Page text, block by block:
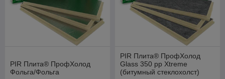
PIR Плита® ПрофХолод
Фольга/Фольга
PIR Плита® ПрофХолод
Glass 350 pp Xtreme
(битумный стеклохолст)